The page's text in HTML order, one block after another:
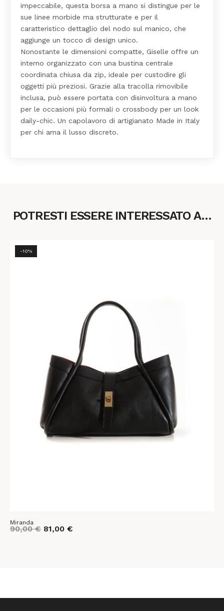
impeccabile, questa borsa a mano si distingue per le
sue linee morbide ma strutturate e per il
caratteristico dettaglio del nodo sul manico, che
aggiunge un tocco di design unico.
Nonostante le dimensioni compatte, Giselle offre un
interno organizzato con una bustina centrale
coordinata chiusa da zip, ideale per custodire gli
oggetti più preziosi. Grazie alla tracolla rimovibile
inclusa, può essere portata con disinvoltura a mano
per le occasioni più formali o crossbody per un look
daily-chic. Un capolavoro di artigianato Made in Italy
per chi ama il lusso discreto.
POTRESTI ESSERE INTERESSATO A…
-10%
Miranda
90,00€ 81,00 €